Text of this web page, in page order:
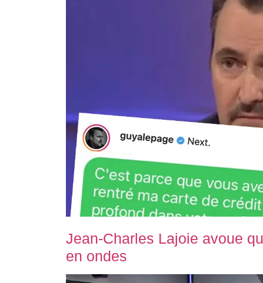
Jean-Charles Lajoie avoue
en ondes